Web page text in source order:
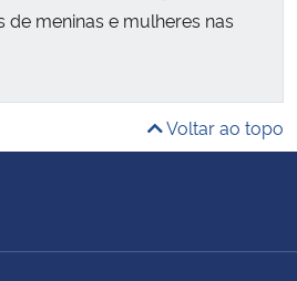
de meninas e mulheres nas
Voltar ao topo